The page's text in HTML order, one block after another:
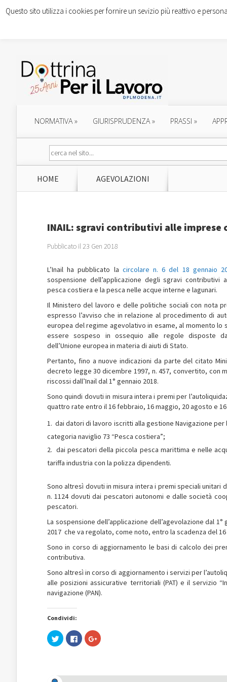
NORMATIVA» GIURISPRUDENZA» PRASSI »
HOME AGEVOLAZIONI
INAIL: sgravi contributivi alle imprese
Pubblicato il 23 Gen 2018
L’Inail ha pubblicato la circolare n. 6 del 18 gennaio
sospensione dell’applicazione degli sgravi contributivi
pesca costiera e la pesca nelle acque interne e lagunari.
Il Ministero del lavoro e delle politiche sociali con nota
espresso l’avviso che in relazione al procedimento di
europea del regime agevolativo in esame, al momento lo
essere sospeso in ossequio alle regole disposte
dell’Unione europea in materia di aiuti di Stato.
Pertanto, fino a nuove indicazioni da parte del citato
decreto legge 30 dicembre 1997, n. 457, convertito, con
riscossi dall’Inail dal 1° gennaio 2018.
Sono quindi dovuti in misura intera i premi per
quattro rate entro il 16 febbraio, 16 maggio, 20 agosto e
dai datori di lavoro iscritti alla gestione Navigazione per
categoria naviglio 73 “Pesca costiera”;
dai pescatori della piccola pesca marittima e nelle
tariffa industria con la polizza dipendenti.
Sono altresì dovuti in misura intera i premi speciali unitari
n. 1124 dovuti dai pescatori autonomi e dalle società
pescatori.
La sospensione dell’applicazione dell’agevolazione dal
2017 che va regolato, come noto, entro la scadenza del
Sono in corso di aggiornamento le basi di calcolo dei
contributiva.
Sono altresì in corso di aggiornamento i servizi per
alle posizioni assicurative territoriali (PAT) e il servizio
navigazione (PAN).
Condividi:
Fai
clic
(Si
Fai
clic
Fai
clic
Questo sito utilizza i cookies per fornire un sevizio più reattivo e